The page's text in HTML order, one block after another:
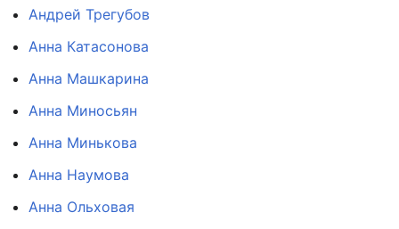
Андрей Трегубов
Анна Катасонова
Анна Машкарина
Анна Миносьян
Анна Минькова
Анна Наумова
Анна Ольховая